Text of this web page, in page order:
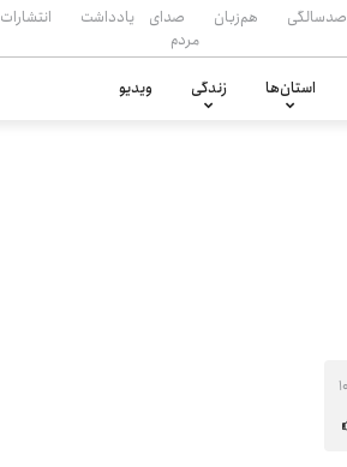
صدسالگی هم‌زبان
صدای
مردم
یادداشت انتشارات
استان‌ها زندگی ویدیو